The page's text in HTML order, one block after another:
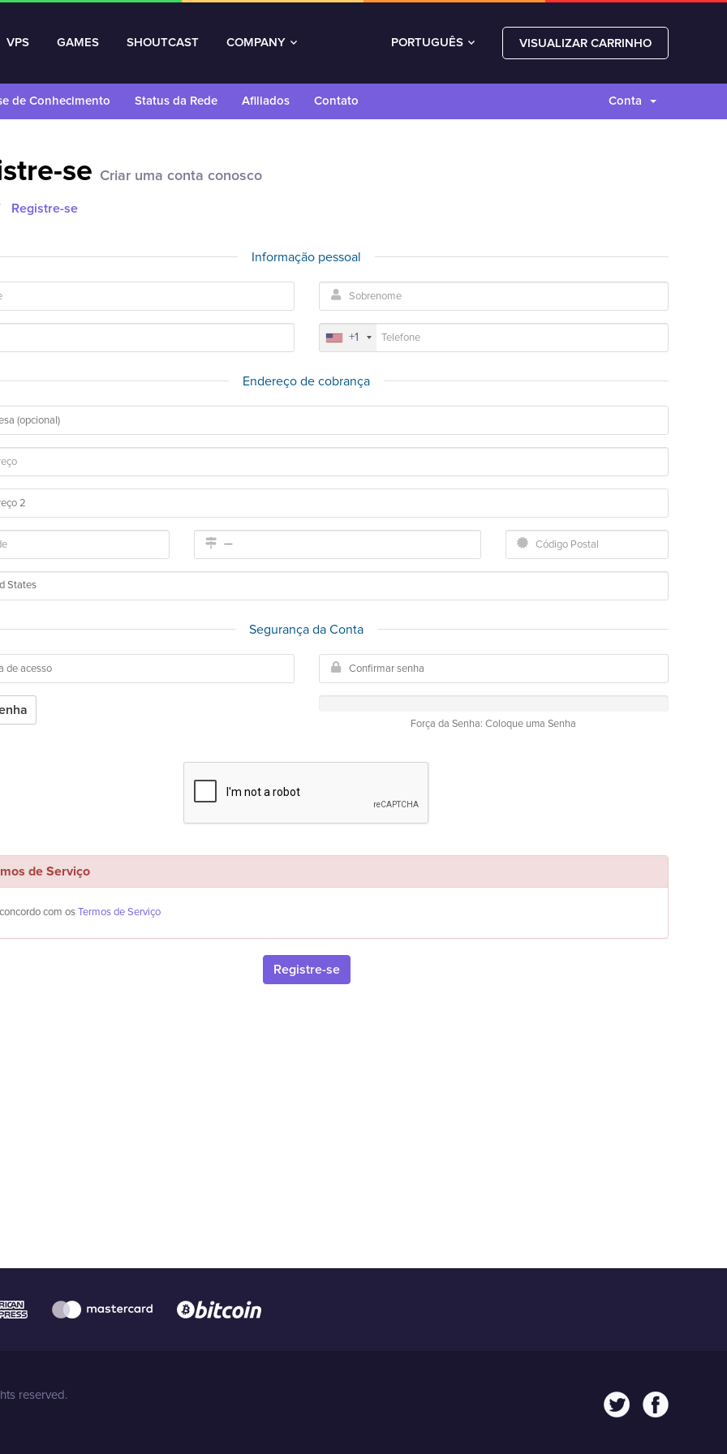
VPS GAMES SHOUTCAST COMPANY PORTUGUÊS VISUALIZAR CARRINHO
de Conhecimento Status da Rede Afiliados Contato Conta
se Criar uma conta conosco
Registre-se
Informação pessoal
+1
Endereço de cobrança
Segurança da Conta
Força da Senha: Coloque uma Senha
de Serviço
com os Termos de Serviço
reserved.